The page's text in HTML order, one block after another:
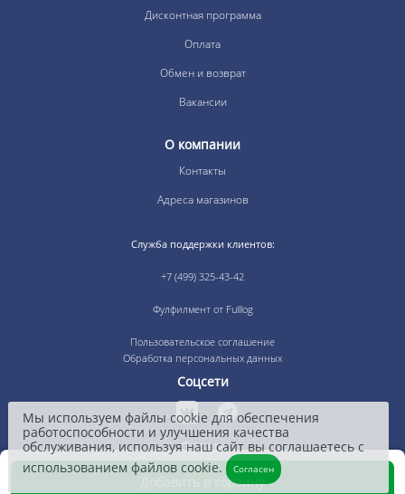
Добавить в корзину
Дисконтная программа
Оплата
Обмен и возврат
Вакансии
О компании
Контакты
Адреса магазинов
Служба поддержки клиентов:
+7 (499) 325-43-42
Фулфилмент от Fulllog
Пользовательское соглашение
Обработка персональных данных
Соцсети
Оплата
Мы используем файлы cookie для обеспечения
работоспособности и улучшения качества
обслуживания, используя наш сайт вы соглашаетесь с
использованием файлов cookie.
Согласен